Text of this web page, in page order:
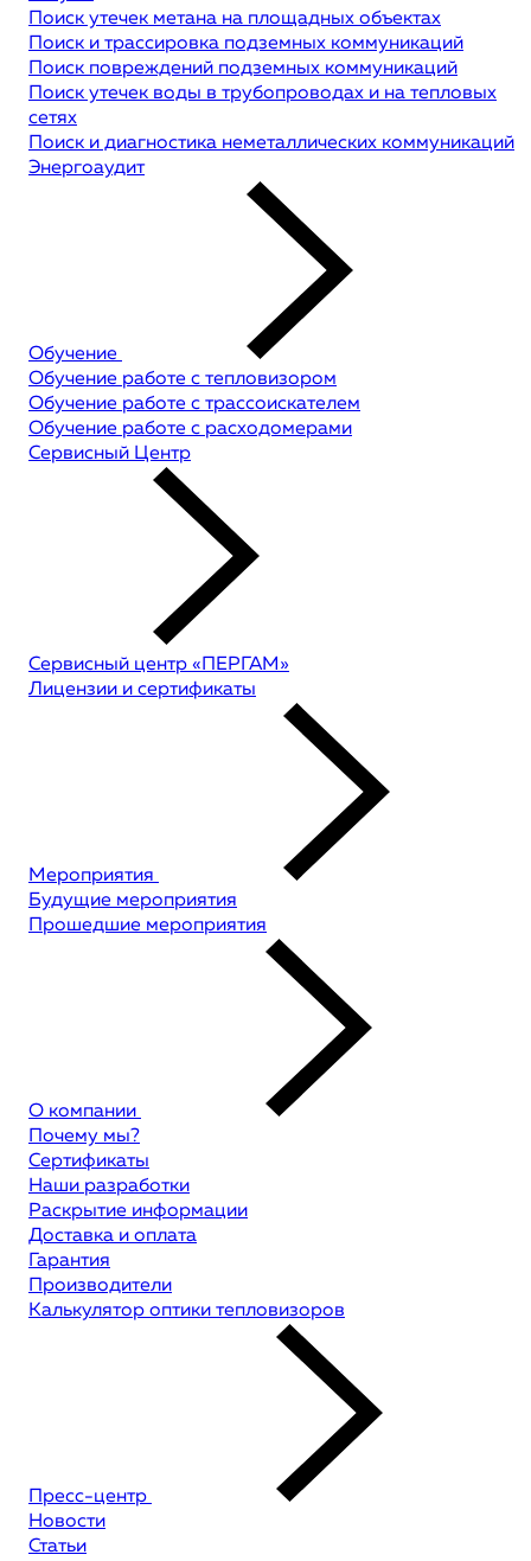
Поиск утечек метана на площадных объектах
Поиск и трассировка подземных коммуникаций
Поиск повреждений подземных коммуникаций
Поиск утечек воды в трубопроводах и на тепловых
сетях
Поиск и диагностика неметаллических коммуникаций
Энергоаудит
Обучение
Обучение работе с тепловизором
Обучение работе с трассоискателем
Обучение работе с расходомерами
Сервисный Центр
Сервисный центр «ПЕРГАМ»
Лицензии и сертификаты
Мероприятия
Будущие мероприятия
Прошедшие мероприятия
О компании
Почему мы?
Сертификаты
Наши разработки
Раскрытие информации
Доставка и оплата
Гарантия
Производители
Калькулятор оптики тепловизоров
Пресс-центр
Новости
Статьи